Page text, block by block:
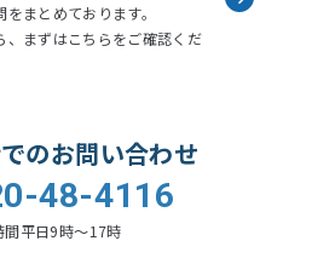
まとめております。
、まずはこちらをご確認くだ
のお問い合わせ
48-4116
間平日9時〜17時